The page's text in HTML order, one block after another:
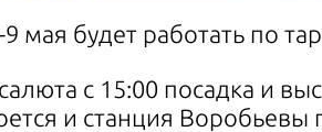
мая будет работать по
с 15:00 посадка и
и станция Воробьевы